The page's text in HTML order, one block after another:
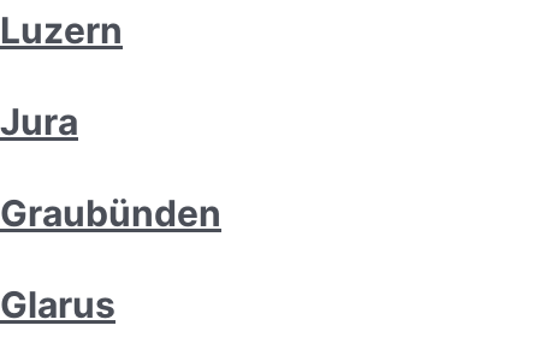
Luzern
Jura
Graubünden
Glarus